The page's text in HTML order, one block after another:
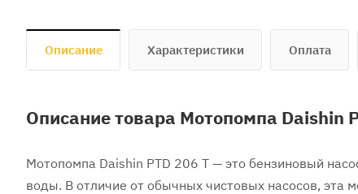
Описание Характеристики Оплата
Описание товара Мотопомпа Daishin
Мотопомпа Daishin PTD 206 T — это бензиновый
воды. В отличие от обычных чистовых насосов, эта